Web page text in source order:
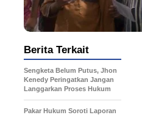
Berita Terkait
Sengketa Belum Putus, Jhon
Kenedy Peringatkan Jangan
Langgarkan Proses Hukum
Pakar Hukum Soroti Laporan